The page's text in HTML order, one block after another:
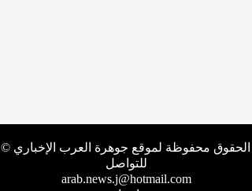
محفوظة لموقع جوهرة العرب الإخباري © 2022
للتواصل
arab.news.j@hotmail.com